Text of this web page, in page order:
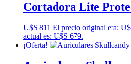
Cortadora Lite
U$S811 El precio original era:
actual es: U$S 679.
¡Oferta!